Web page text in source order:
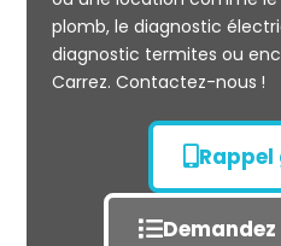
plomb, le diagnostic
diagnostic termites ou
Carrez. Contactez-nous !